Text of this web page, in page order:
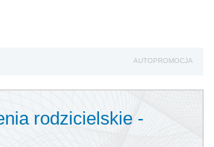
AUTOPROMOCJA
rodzicielskie -